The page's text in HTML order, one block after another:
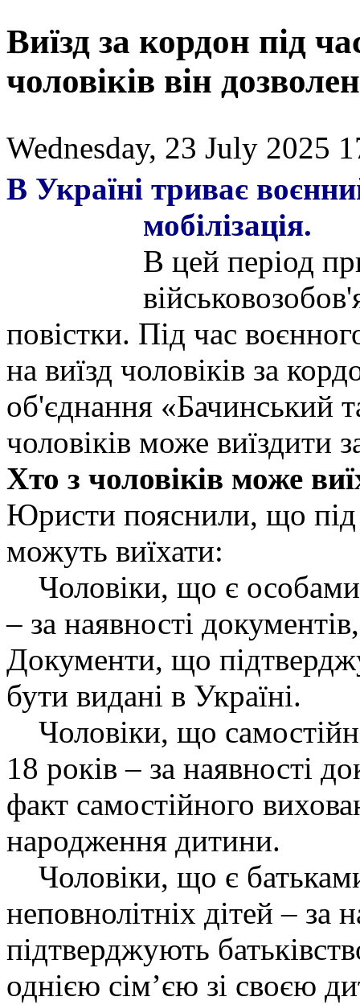
Виїзд за кордон під
чоловіків він
Wednesday, 23 July 2025
В Україні триває
мобілізація.
В цей період
повістки. Під час
на виїзд чоловіків за
об'єднання «Бачинський
чоловіків може виїздити
Хто з чоловіків може
Юристи пояснили, що під
можуть виїхати:
Чоловіки, що є особами
– за наявності
Документи, що
бути видані в Україні.
Чоловіки, що
18 років – за наявності
факт самостійного
народження дитини.
Чоловіки, що є
неповнолітніх дітей – за
підтверджують
однією сімʼєю зі своєю